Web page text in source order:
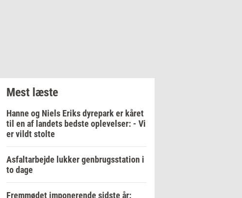
Mest læste
Hanne og Niels Eriks dyrepark er kåret
til en af landets bedste oplevelser: - Vi
er vildt stolte
Asfaltarbejde lukker genbrugsstation i
to dage
Fremmødet imponerende sidste år: